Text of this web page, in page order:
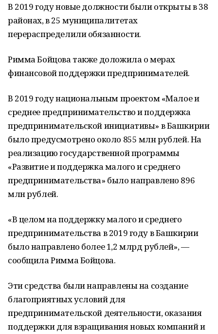
В 2019 году новые должности были открыты в 38
районах, в 25 муниципалитетах
перераспределили обязанности.
Римма Бойцова также доложила о мерах
финансовой поддержки предпринимателей.
В 2019 году национальным проектом «Малое и
среднее предпринимательство и поддержка
предпринимательской инициативы» в Башкирии
было предусмотрено около 855 млн рублей. На
реализацию государственной программы
«Развитие и поддержка малого и среднего
предпринимательства» было направлено 896
млн рублей.
«В целом на поддержку малого и среднего
предпринимательства в 2019 году в Башкирии
было направлено более 1,2 млрд рублей», —
сообщила Римма Бойцова.
Эти средства были направлены на создание
благоприятных условий для
предпринимательской деятельности, оказания
поддержки для взращивания новых компаний и